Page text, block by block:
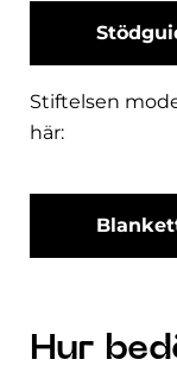
Stiftelsen
här:
Hur